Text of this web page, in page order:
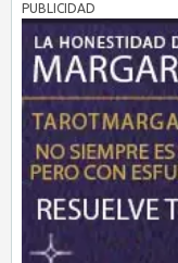
PUBLICIDAD